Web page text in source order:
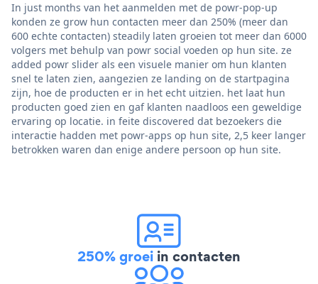
In just months van het aanmelden met de powr-pop-up
konden ze grow hun contacten meer dan 250% (meer dan
600 echte contacten) steadily laten groeien tot meer dan 6000
volgers met behulp van powr social voeden op hun site. ze
added powr slider als een visuele manier om hun klanten
snel te laten zien, aangezien ze landing on de startpagina
zijn, hoe de producten er in het echt uitzien. het laat hun
producten goed zien en gaf klanten naadloos een geweldige
ervaring op locatie. in feite discovered dat bezoekers die
interactie hadden met powr-apps op hun site, 2,5 keer langer
betrokken waren dan enige andere persoon op hun site.
250% groei in contacten